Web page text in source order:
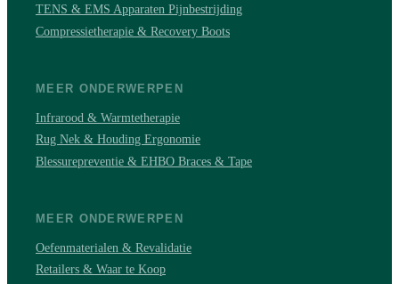
TENS & EMS Apparaten Pijnbestrijding
Compressietherapie & Recovery Boots
MEER ONDERWERPEN
Infrarood & Warmtetherapie
Rug Nek & Houding Ergonomie
Blessurepreventie & EHBO Braces & Tape
MEER ONDERWERPEN
Oefenmaterialen & Revalidatie
Retailers & Waar te Koop